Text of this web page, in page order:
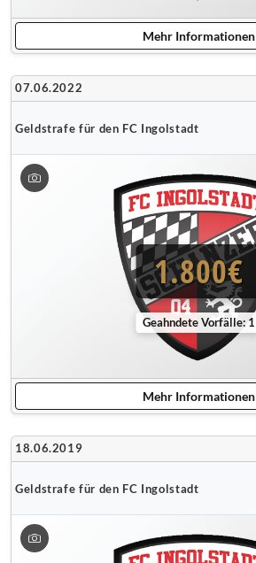
Mehr Informationen
07.06.2022
Geldstrafe für den FC Ingolstadt
1.800€
Geahndete Vorfälle: 1
Mehr Informationen
18.06.2019
Geldstrafe für den FC Ingolstadt